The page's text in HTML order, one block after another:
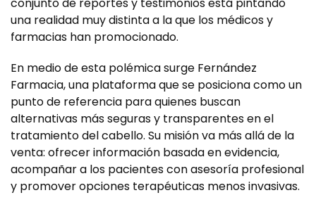
una realidad muy distinta a la que los médicos y
farmacias han promocionado.
En medio de esta polémica surge Fernández
Farmacia, una plataforma que se posiciona como un
punto de referencia para quienes buscan
alternativas más seguras y transparentes en el
tratamiento del cabello. Su misión va más allá de la
venta: ofrecer información basada en evidencia,
acompañar a los pacientes con asesoría profesional
y promover opciones terapéuticas menos invasivas.